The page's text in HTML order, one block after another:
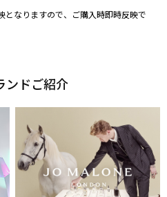
となりますので、ご購入時即時反映で
ンドご紹介